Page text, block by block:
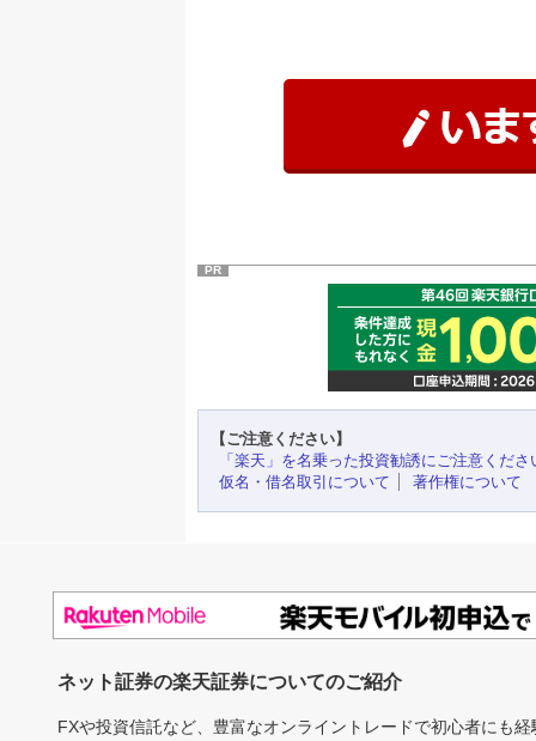
PR
【ご注意ください】
「楽天」を名乗った投資勧誘にご注意くださ
仮名・借名取引について
著作権について
ネット証券の楽天証券についてのご紹介
FXや投資信託など、豊富なオンライントレードで初心者にも